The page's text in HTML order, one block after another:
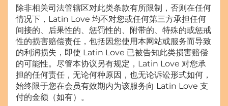
除非相关司法管辖区对此类条款有所限制，否则在任何
情况下，Latin Love 均不对您或任何第三方承担任何
间接的、后果性的、惩罚性的、附带的、特殊的或惩戒
性的损害赔偿责任，包括因您使用本网站或服务而导致
的利润损失，即使 Latin Love 已被告知此类损害赔偿
的可能性。尽管本协议另有规定，Latin Love 对您承
担的任何责任，无论何种原因，也无论诉讼形式如何，
始终限于您在会员有效期内为该服务向 Latin Love 支
付的金额（如有）。